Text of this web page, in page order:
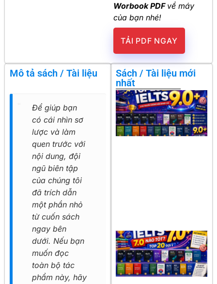
Worbook PDF về máy
của bạn nhé!
TẢI PDF NGAY
Mô tả sách / Tài liệu
Để giúp bạn
có cái nhìn sơ
lược và làm
quen trước với
nội dung, đội
ngũ biên tập
của chúng tôi
đã trích dẫn
một phần nhỏ
từ cuốn sách
ngay bên
dưới. Nếu bạn
muốn đọc
toàn bộ tác
phẩm này, hãy
Sách / Tài liệu mới
nhất